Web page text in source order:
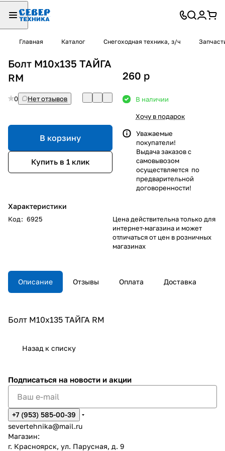
Главная Каталог Снегоходная техника, з/ч
Болт М10x135 ТАЙГА
RM
0 Нет отзывов
В корзину
Купить в 1 клик
Характеристики
Код: 6925
260 p
В наличии
Хочу в подарок
Уважаемые
покупатели!
Выдача заказов с
самовывозом
осуществляется по
предварительной
договоренности!
Цена действительна только для
интернет-магазина и может
отличаться от цен в розничных
магазинах
Описание Отзывы Оплата Доставка
Болт М10x135 ТАЙГА RM
Назад к списку
Подписаться на новости и акции
+7 (953) 585-00-39
severtehnika@mail.ru
Магазин:
г. Красноярск, ул. Парусная, д. 9